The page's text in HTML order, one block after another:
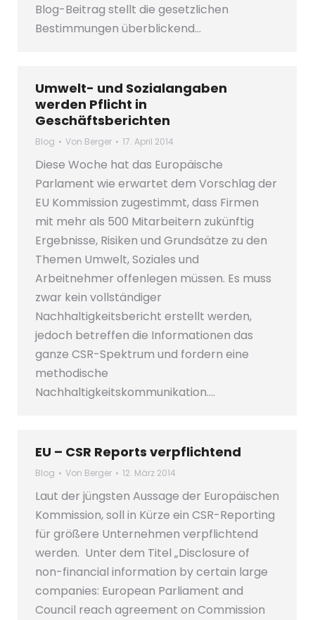
Blog-Beitrag stellt die gesetzlichen
Bestimmungen überblickend…
Umwelt- und Sozialangaben
werden Pflicht in
Geschäftsberichten
Blog Von Berger 17. April 2014
Diese Woche hat das Europäische
Parlament wie erwartet dem Vorschlag der
EU Kommission zugestimmt, dass Firmen
mit mehr als 500 Mitarbeitern zukünftig
Ergebnisse, Risiken und Grundsätze zu den
Themen Umwelt, Soziales und
Arbeitnehmer offenlegen müssen. Es muss
zwar kein vollständiger
Nachhaltigkeitsbericht erstellt werden,
jedoch betreffen die Informationen das
ganze CSR-Spektrum und fordern eine
methodische
Nachhaltigkeitskommunikation.…
EU – CSR Reports verpflichtend
Blog Von Berger 12. März 2014
Laut der jüngsten Aussage der Europäischen
Kommission, soll in Kürze ein CSR-Reporting
für größere Unternehmen verpflichtend
werden. Unter dem Titel „Disclosure of
non-financial information by certain large
companies: European Parliament and
Council reach agreement on Commission